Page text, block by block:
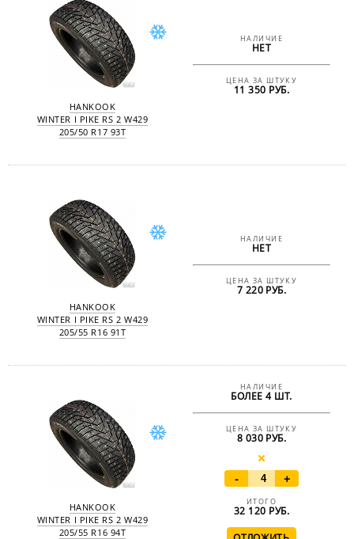
HANKOOK
WINTER I PIKE RS 2 W429
205/50 R17 93T
НАЛИЧИЕ
НЕТ
ЦЕНА ЗА ШТУКУ
11 350 РУБ.
HANKOOK
WINTER I PIKE RS 2 W429
205/55 R16 91T
НАЛИЧИЕ
НЕТ
ЦЕНА ЗА ШТУКУ
7 220 РУБ.
HANKOOK
WINTER I PIKE RS 2 W429
205/55 R16 94T
НАЛИЧИЕ
БОЛЕЕ 4 ШТ.
ЦЕНА ЗА ШТУКУ
8 030 РУБ.
- +
ИТОГО
32 120 РУБ.